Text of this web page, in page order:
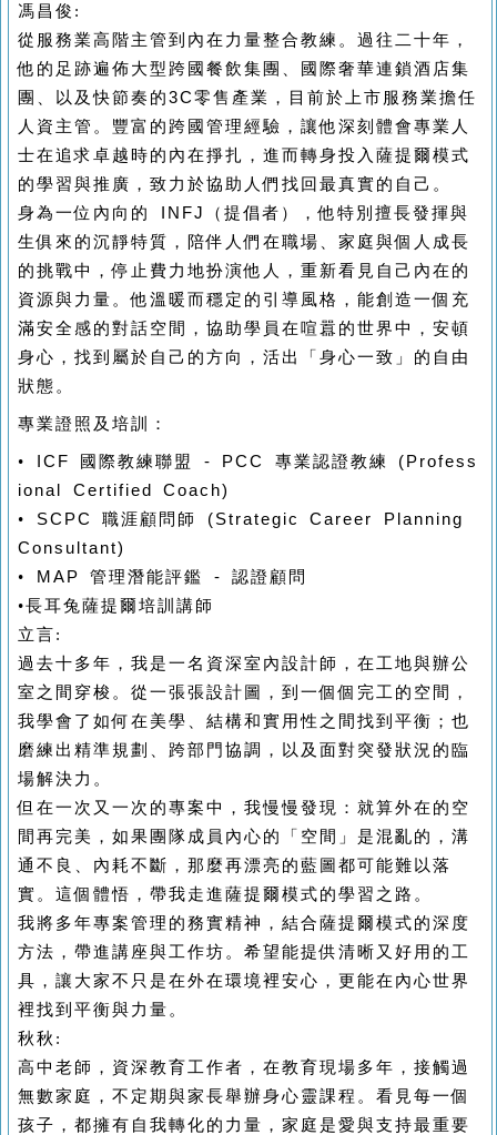
馮昌俊:
從服務業高階主管到內在力量整合教練。過往二十年，
他的足跡遍佈大型跨國餐飲集團、國際奢華連鎖酒店集
團、以及快節奏的3C零售產業，目前於上市服務業擔任
人資主管。豐富的跨國管理經驗，讓他深刻體會專業人
士在追求卓越時的內在掙扎，進而轉身投入薩提爾模式
的學習與推廣，致力於協助人們找回最真實的自己。
身為一位內向的
INFJ
（提倡者），他特別擅長發揮與
生俱來的沉靜特質，陪伴人們在職場、家庭與個人成長
的挑戰中，停止費力地扮演他人，重新看見自己內在的
資源與力量。他溫暖而穩定的引導風格，能創造一個充
滿安全感的對話空間，協助學員在喧囂的世界中，安頓
身心，找到屬於自己的方向，活出「身心一致」的自由
狀態。
專業證照及培訓：
• ICF 國際教練聯盟 - PCC 專業認證教練
(Profess
ional Certified Coach)
•
SCPC職涯顧問師
(Strategic Career Planning
Consultant)
•
MAP管理潛能評鑑 -認證顧問
•長耳兔薩提爾培訓講師
立言:
過去十多年，我是一名資深室內設計師，在工地與辦公
室之間穿梭。從一張張設計圖，到一個個完工的空間，
我學會了如何在美學、結構和實用性之間找到平衡；也
磨練出精準規劃、跨部門協調，以及面對突發狀況的臨
場解決力。
但在一次又一次的專案中，我慢慢發現：就算外在的空
間再完美，如果團隊成員內心的「空間」是混亂的，溝
通不良、內耗不斷，那麼再漂亮的藍圖都可能難以落
實。這個體悟，帶我走進薩提爾模式的學習之路。
我將多年專案管理的務實精神，結合薩提爾模式的深度
方法，帶進講座與工作坊。希望能提供清晰又好用的工
具，讓大家不只是在外在環境裡安心，更能在內心世界
裡找到平衡與力量。
秋秋:
高中老師，資深教育工作者，在教育現場多年，接觸過
無數家庭，不定期與家長舉辦身心靈課程。看見每一個
孩子，都擁有自我轉化的力量，家庭是愛與支持最重要